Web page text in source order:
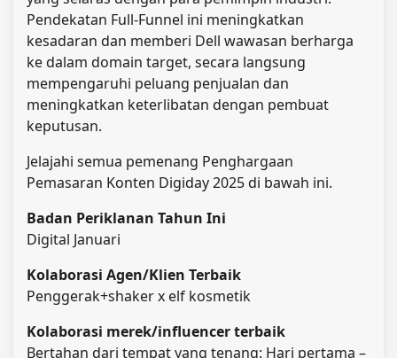
Pendekatan Full-Funnel ini meningkatkan
kesadaran dan memberi Dell wawasan berharga
ke dalam domain target, secara langsung
mempengaruhi peluang penjualan dan
meningkatkan keterlibatan dengan pembuat
keputusan.
Jelajahi semua pemenang Penghargaan
Pemasaran Konten Digiday 2025 di bawah ini.
Badan Periklanan Tahun Ini
Digital Januari
Kolaborasi Agen/Klien Terbaik
Penggerak+shaker x elf kosmetik
Kolaborasi merek/influencer terbaik
Bertahan dari tempat yang tenang: Hari pertama –